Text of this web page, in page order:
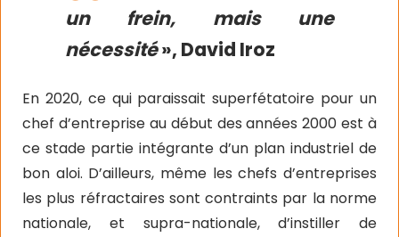
un frein, mais une
nécessité», David Iroz
En 2020, ce qui paraissait superfétatoire pour un
chef d’entreprise au début des années 2000 est à
ce stade partie intégrante d’un plan industriel de
bon aloi. D’ailleurs, même les chefs d’entreprises
les plus réfractaires sont contraints par la norme
nationale, et supra-nationale, d’instiller de